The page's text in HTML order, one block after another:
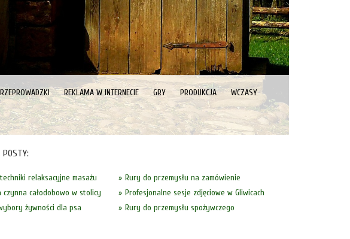
REKLAMA W INTERNECIE GRY PRODUKCJA WCZASY
POSTY:
Rury do przemysłu na zamówienie
relaksacyjne masażu
Profesjonalne sesje zdjęciowe w Gliwicach
czynna całodobowo w stolicy
Rury do przemysłu spożywczego
żywności dla psa